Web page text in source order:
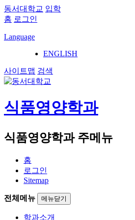
동서대학교 입학
홈 로그인
Language
ENGLISH
사이트맵 검색
식품영양학과
식품영양학과 주메뉴
홈
로그인
Sitemap
전체메뉴 메뉴닫기
학과소개